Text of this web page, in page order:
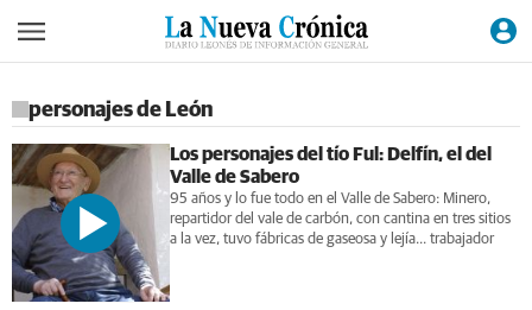
personajes de León
Los personajes del tío Ful: Delfín, el del
Valle de Sabero
95 años y lo fue todo en el Valle de Sabero: Minero,
repartidor del vale de carbón, con cantina en tres sitios
a la vez, tuvo fábricas de gaseosa y lejía... trabajador